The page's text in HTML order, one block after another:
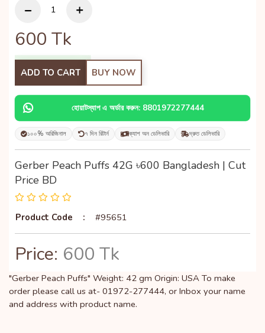
600 Tk
ADD TO CART BUY NOW
হোয়াটস্যাপ এ অর্ডার করুন: 8801972277444
১০০% অরিজিনাল ৭ দিন রিটার্ন ক্যাশ অন ডেলিভারি দ্রুত ডেলিভারি
Gerber Peach Puffs 42G ৳600 Bangladesh | Cut
Price BD
Product Code : #95651
Price: 600 Tk
"Gerber Peach Puffs" Weight: 42 gm Origin: USA To make
order please call us at- 01972-277444, or Inbox your name
and address with product name.